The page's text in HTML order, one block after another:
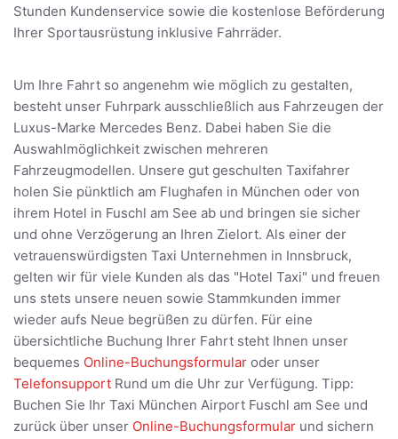
Stunden Kundenservice sowie die kostenlose Beförderung
Ihrer Sportausrüstung inklusive Fahrräder.
Um Ihre Fahrt so angenehm wie möglich zu gestalten,
besteht unser Fuhrpark ausschließlich aus Fahrzeugen der
Luxus-Marke Mercedes Benz. Dabei haben Sie die
Auswahlmöglichkeit zwischen mehreren
Fahrzeugmodellen. Unsere gut geschulten Taxifahrer
holen Sie pünktlich am Flughafen in München oder von
ihrem Hotel in Fuschl am See ab und bringen sie sicher
und ohne Verzögerung an Ihren Zielort. Als einer der
vetrauenswürdigsten Taxi Unternehmen in Innsbruck,
gelten wir für viele Kunden als das "Hotel Taxi" und freuen
uns stets unsere neuen sowie Stammkunden immer
wieder aufs Neue begrüßen zu dürfen. Für eine
übersichtliche Buchung Ihrer Fahrt steht Ihnen unser
bequemes Online-Buchungsformular oder unser
Telefonsupport Rund um die Uhr zur Verfügung. Tipp:
Buchen Sie Ihr Taxi München Airport Fuschl am See und
zurück über unser Online-Buchungsformular und sichern